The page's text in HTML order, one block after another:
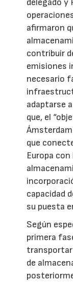
afirmaron
contribuir
emisiones
necesario
adaptarse
que, el
que
Europa
capacidad
su puesta
Según
primera
transportar
de